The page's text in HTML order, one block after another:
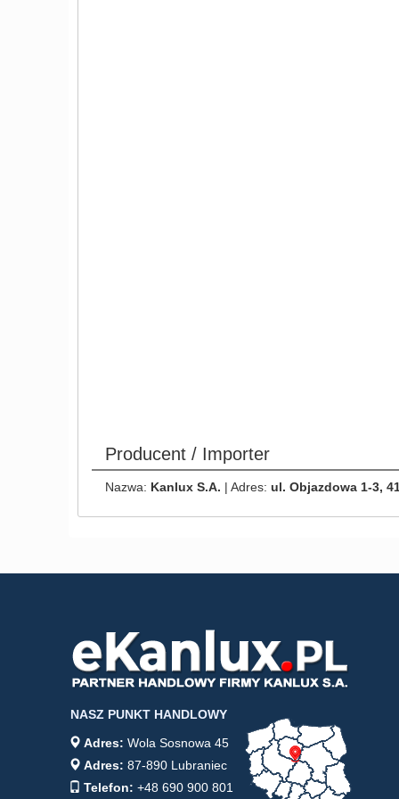
Producent / Importer
Nazwa: Kanlux S.A. | Adres: ul. Objazdowa 1-3,
NASZ PUNKT HANDLOWY
Adres: Wola Sosnowa 45
Adres: 87-890 Lubraniec
Telefon: +48 690 900 801